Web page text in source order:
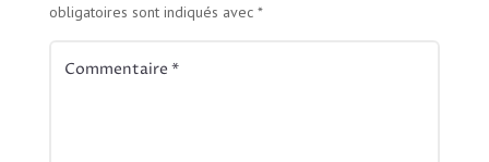
obligatoires sont indiqués avec *